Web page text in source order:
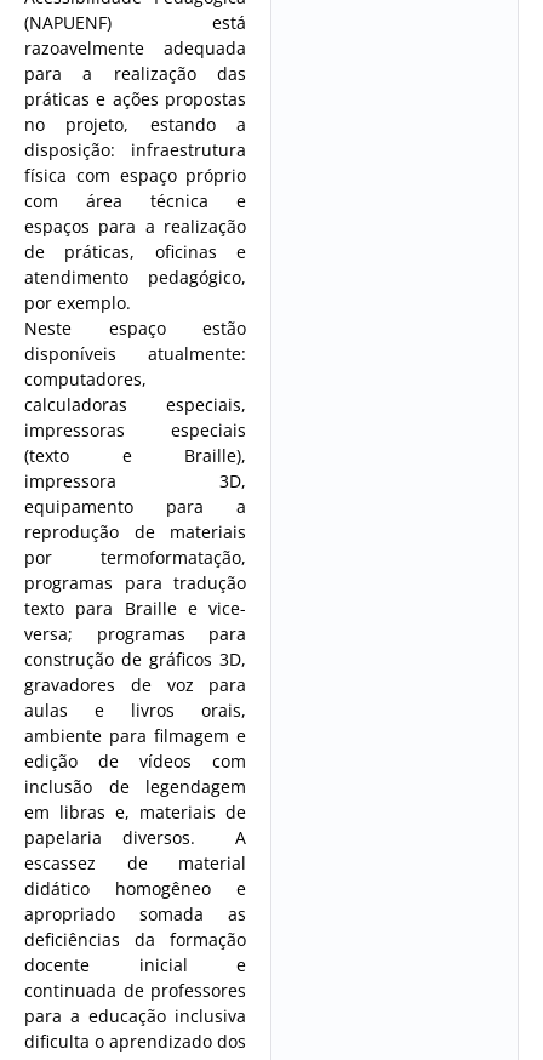
(NAPUENF) está
razoavelmente adequada
para a realização das
práticas e ações propostas
no projeto, estando a
disposição: infraestrutura
física com espaço próprio
com área técnica e
espaços para a realização
de práticas, oficinas e
atendimento pedagógico,
por exemplo.
Neste espaço estão
disponíveis atualmente:
computadores,
calculadoras especiais,
impressoras especiais
(texto e Braille),
impressora 3D,
equipamento para a
reprodução de materiais
por termoformatação,
programas para tradução
texto para Braille e vice-
versa; programas para
construção de gráficos 3D,
gravadores de voz para
aulas e livros orais,
ambiente para filmagem e
edição de vídeos com
inclusão de legendagem
em libras e, materiais de
papelaria diversos. A
escassez de material
didático homogêneo e
apropriado somada as
deficiências da formação
docente inicial e
continuada de professores
para a educação inclusiva
dificulta o aprendizado dos